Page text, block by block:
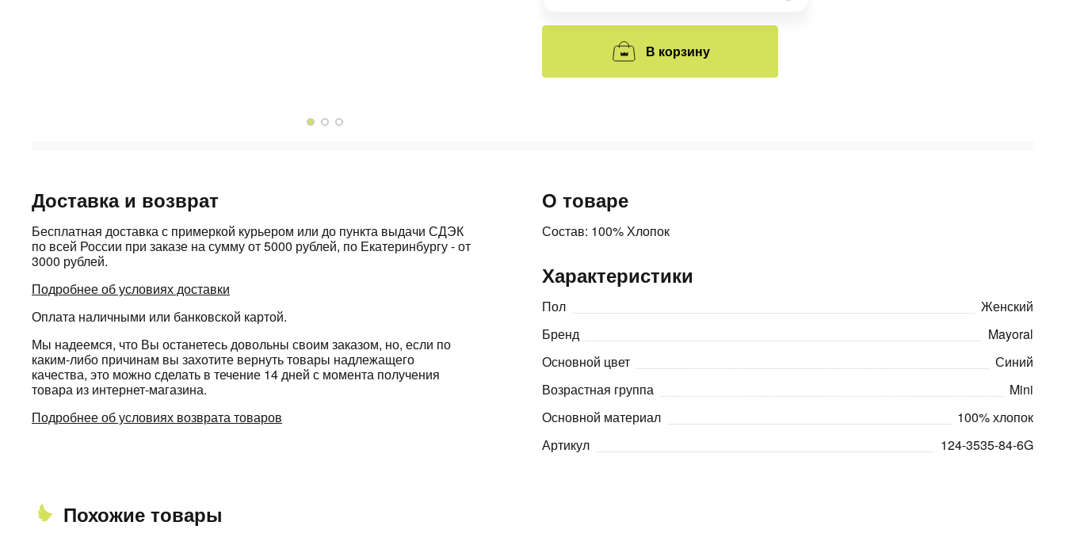
В корзину
Доставка и возврат
Бесплатная доставка с примеркой курьером или до пункта выдачи СДЭК
по всей России при заказе на сумму от 5000 рублей, по Екатеринбургу - от
3000 рублей.
Подробнее об условиях доставки
Оплата наличными или банковской картой.
Мы надеемся, что Вы останетесь довольны своим заказом, но, если по
каким-либо причинам вы захотите вернуть товары надлежащего
качества, это можно сделать в течение 14 дней с момента получения
товара из интернет-магазина.
Подробнее об условиях возврата товаров
О товаре
Состав: 100% Хлопок
Характеристики
Пол
Женский
Бренд
Mayoral
Основной цвет
Синий
Возрастная группа
Mini
Основной материал
100% хлопок
Артикул
124-3535-84-6G
Похожие товары
% картой любого банка
Подробнееоб оплате Плайтом
недели
Остались вопросы?
8 800 302-02-51